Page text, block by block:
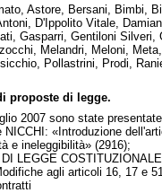
Astore, Bersani, Bimbi,
D'Ippolito Vitale,
Gasparri, Gentiloni
Melandri, Meloni,
Pollastrini, Prodi,
proposte di legge.
2007 sono state
NICCHI: «Introduzione
e ineleggibilità» (2916);
DI LEGGE
agli articoli 16, 17 e